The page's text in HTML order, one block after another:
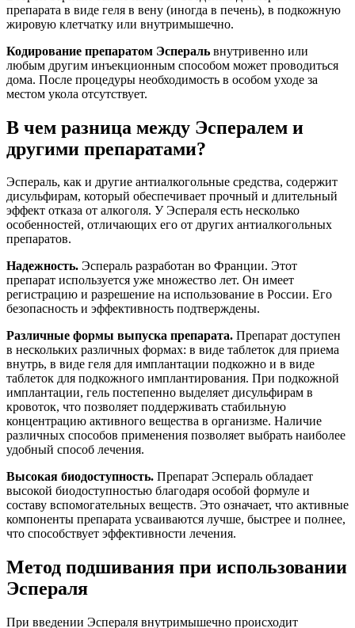
препарата в виде геля в вену (иногда в печень), в подкожную
жировую клетчатку или внутримышечно.
Кодирование препаратом Эспераль внутривенно или
любым другим инъекционным способом может проводиться
дома. После процедуры необходимость в особом уходе за
местом укола отсутствует.
В чем разница между Эспералем и
другими препаратами?
Эспераль, как и другие антиалкогольные средства, содержит
дисульфирам, который обеспечивает прочный и длительный
эффект отказа от алкоголя. У Эспераля есть несколько
особенностей, отличающих его от других антиалкогольных
препаратов.
Надежность. Эспераль разработан во Франции. Этот
препарат используется уже множество лет. Он имеет
регистрацию и разрешение на использование в России. Его
безопасность и эффективность подтверждены.
Различные формы выпуска препарата. Препарат доступен
в нескольких различных формах: в виде таблеток для приема
внутрь, в виде геля для имплантации подкожно и в виде
таблеток для подкожного имплантирования. При подкожной
имплантации, гель постепенно выделяет дисульфирам в
кровоток, что позволяет поддерживать стабильную
концентрацию активного вещества в организме. Наличие
различных способов применения позволяет выбрать наиболее
удобный способ лечения.
Высокая биодоступность. Препарат Эспераль обладает
высокой биодоступностью благодаря особой формуле и
составу вспомогательных веществ. Это означает, что активные
компоненты препарата усваиваются лучше, быстрее и полнее,
что способствует эффективности лечения.
Метод подшивания при использовании
Эспераля
При введении Эспераля внутримышечно происходит